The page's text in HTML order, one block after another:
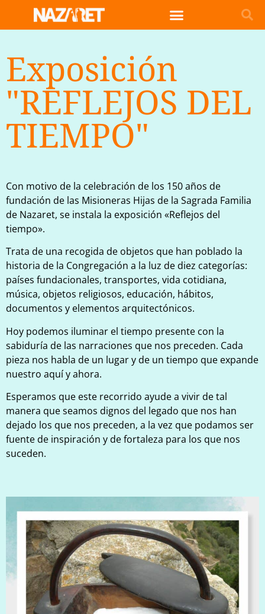
Exposición
"REFLEJOS DEL
TIEMPO"
Con motivo de la celebración de los 150 años de
fundación de las Misioneras Hijas de la Sagrada Familia
de Nazaret, se instala la exposición «Reflejos del
tiempo».
Trata de una recogida de objetos que han poblado la
historia de la Congregación a la luz de diez categorías:
países fundacionales, transportes, vida cotidiana,
música, objetos religiosos, educación, hábitos,
documentos y elementos arquitectónicos.
Hoy podemos iluminar el tiempo presente con la
sabiduría de las narraciones que nos preceden. Cada
pieza nos habla de un lugar y de un tiempo que expande
nuestro aquí y ahora.
Esperamos que este recorrido ayude a vivir de tal
manera que seamos dignos del legado que nos han
dejado los que nos preceden, a la vez que podamos ser
fuente de inspiración y de fortaleza para los que nos
suceden.